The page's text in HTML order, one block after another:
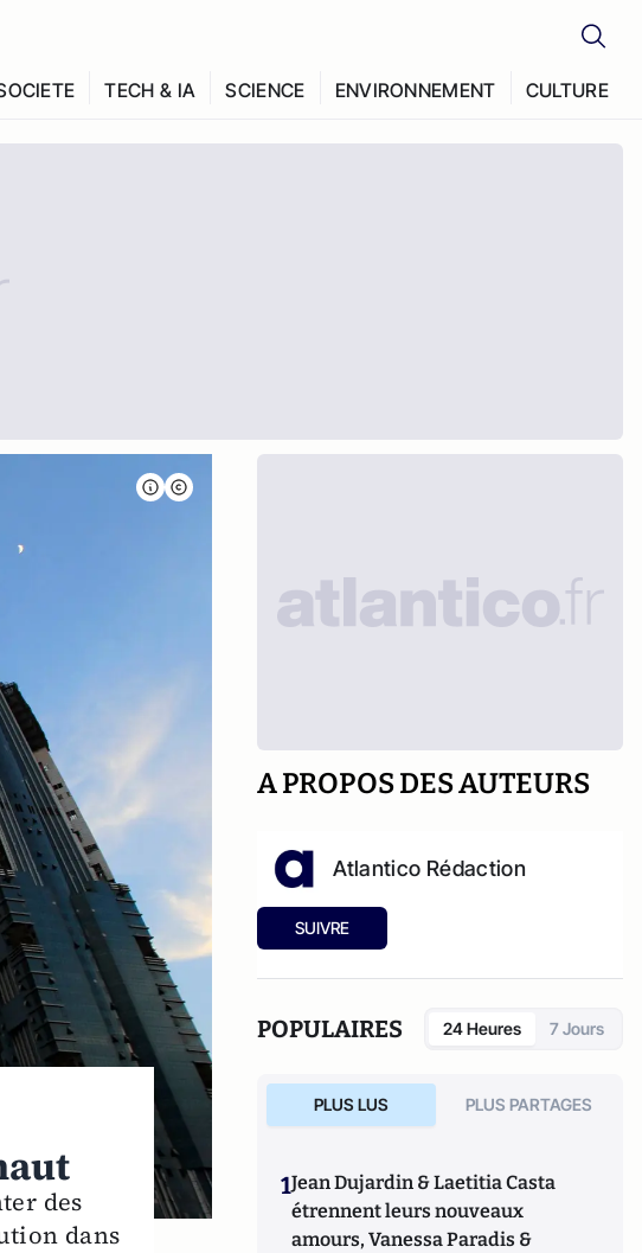
TECH & IA SCIENCE ENVIRONNEMENT CULTURE
des
dans
A PROPOS DES AUTEURS
Atlantico Rédaction
SUIVRE
POPULAIRES 24 Heures 7 Jours
PLUS LUS PLUS PARTAGES
1Jean Dujardin & Laetitia Casta
étrennent leurs nouveaux
amours, Vanessa Paradis &